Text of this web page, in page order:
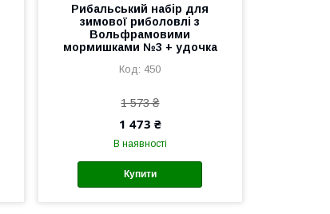
Рибальський набір для
зимової риболовлі з
Вольфрамовими
мормишками №3 + удочка
450
1 573 ₴
1 473 ₴
В наявності
Купити